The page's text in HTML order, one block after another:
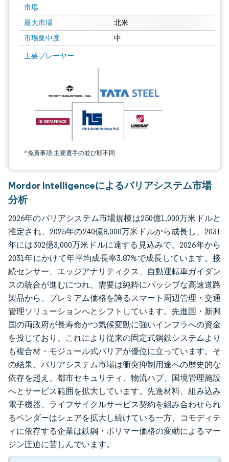
市場
最大市場 北米
市場集中度 中
主要プレーヤー
*免責事項:主要選手の並び順不同
画像 © Mordor Intelligence。再利用にはCC BY 4.0の表示が必要です。
Mordor Intelligenceによるバリアシステム市場
分析
2026年のバリアシステム市場規模は250億1,000万米ドルと
推定され、2025年の240億8,000万米ドルから成長し、2031
年には302億3,000万米ドルに達する見込みで、2026年から
2031年にかけて年平均成長率3.87%で成長しています。接
続センサー、エッジアナリティクス、自動運転車ガイダン
スの統合が進むにつれ、需要は純粋にパッシブな高速道路
製品から、プレミアム価格を誇るスマート周辺管理・交通
管理ソリューションへとシフトしています。先進国・新興
国の両政府が長寿命かつ気候変動に強いインフラへの資金
を投じており、これにより従来の固定式鋼鉄システムより
も複合材・モジュール式バリアが優位に立っています。そ
の結果、バリアシステム市場は衝突抑制用途への歴史的な
依存を超え、都市セキュリティ、物流ハブ、国境管理施設
へとサービス範囲を拡大しています。先進材料、組み込み
電子機器、ライフサイクルサービス契約を組み合わせられ
るベンダーはシェアを拡大し続けている一方、コモディテ
ィに依存する企業は鉄鋼・ポリマー価格の変動によるマー
ジン圧迫に苦しんでいます。